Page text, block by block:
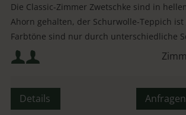
Die Classic-Zimmer Zwetschke sind in
Ahorn gehalten, der Schurwolle-Teppich
Farbtöne sind nur durch unterschiedliche
gegeben.
Mindestbelegung:
Maximalbelegung:
Anfragen
Details